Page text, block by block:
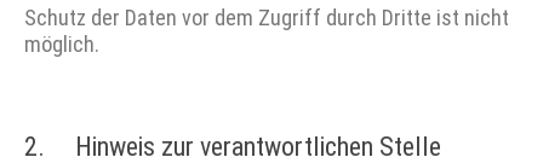
Schutz der Daten vor dem Zugriff durch Dritte ist nicht
möglich.
2. Hinweis zur verant­wort­lichen Stelle